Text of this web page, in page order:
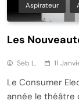
Aspirateur
Les
Seb L. 11
Le Consumer
année le théâtre